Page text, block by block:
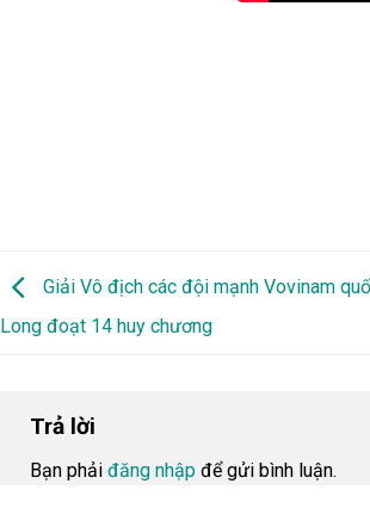
Giải Vô địch các đội mạnh Vovinam
Long đoạt 14 huy chương
Trả lời
Bạn phải đăng nhậpđể gửi bình luận.